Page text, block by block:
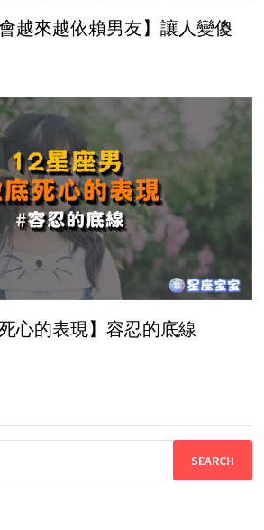
越來越依賴男友】讓人變傻
心的表現】容忍的底線